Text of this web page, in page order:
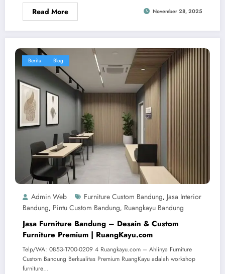
Read More November 28, 2025
Berita Blog
Admin Web Furniture Custom Bandung, Jasa Interior
Bandung, Pintu Custom Bandung, Ruangkayu Bandung
Jasa Furniture Bandung – Desain & Custom
Furniture Premium | RuangKayu.com
Telp/WA: 0853-1700-0209 4 Ruangkayu.com – Ahlinya Furniture
Custom Bandung Berkualitas Premium RuangKayu adalah workshop
furniture…